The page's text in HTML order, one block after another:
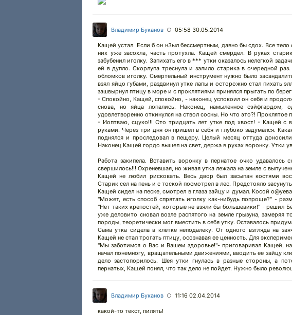
Владимир Буканов ○ 05:58 30.05.2014
Кащей устал. Если б он н3ыл бессмертным, давно бы сдох. Все тело
них уже засохла, часть протухла. Кащей смердел. В руках
забубенил иголку. Запихать его в *** утки оказалось нелегкой
ей в дупло. Скорлупа треснула и залило старика в очередной
обломков иголку. Смертельный инструмент нужно было
взял яйцо губами, раздвинул утке лапы и осторожно стал пихать
зашвырнул птицу в море и с проклятиями принялся прыгать по
- Спокойно, Кащей, спокойно, - наконец успокоил он себя и
снова, но яйца лопались. Наконец, намыленное
удовлетворенно откинулся на ствол сосны. Но что это?! Проклятое
- Иоптваю, сцуко!!! Сто тридцать лет утке под хвост! - Кащей с
руками. Через три дня он пришел в себя и глубоко задумался.
поднялся и проследовал в пещеру. Целый месяц оттуда
Наконец Кащей гордо вышел на свет, держа в руках воронку. Утки
Работа закипела. Вставить воронку в пернатое очко
свершилось!!! Оxpеневшая, но живая утка лежала на земле с
Кащей не любил рисковать. Весь двор был засыпан костями
Старик сел на пень и с тоской посмотрел в лес. Предстояло
Кащей сидел на песке, смотрел в глаза зайцу и думал. Косой
"Может, есть способ спрятать иголку как-нибудь попроще?" -
"Нет таких крепостей, которые не взяли бы большевики!" - решил
уже деловито сновал возле распятого на земле грызуна,
породы, теоретически мог вместить в себя утку. Оставалось
Сама утка сидела в клетке неподалеку. От одного взгляда на
Кащей не стал трогать птицу, осознавая ее ценность. Для
"Мы заботимся о Вас и Вашем здоровье!"- приговаривал Кащей,
начал понемногу, вращательными движениями, вводить ее зайцу
дело застопорилось. Шея утки гнулась в разные стороны, а
пернатых, Кащей понял, что так дело не пойдет. Нужно было
Владимир Буканов ○ 11:16 02.04.2014
какой-то текст, пилять!